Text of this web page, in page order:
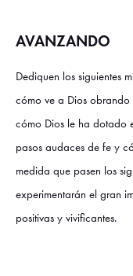
AVANZANDO
Dediquen los siguientes
cómo ve a Dios obrando
cómo Dios le ha dotado
pasos audaces de fe y
medida que pasen los
experimentarán el gran
positivas y vivificantes.